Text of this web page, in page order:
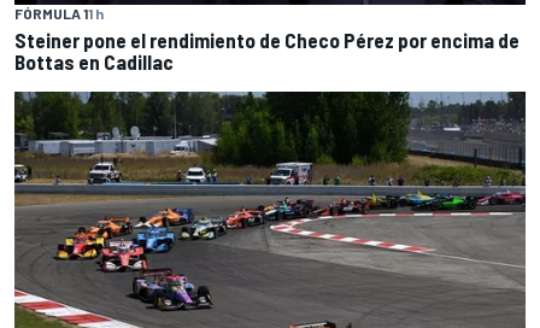
FÓRMULA 11 h
Steiner pone el rendimiento de Checo Pérez por encima de
Bottas en Cadillac